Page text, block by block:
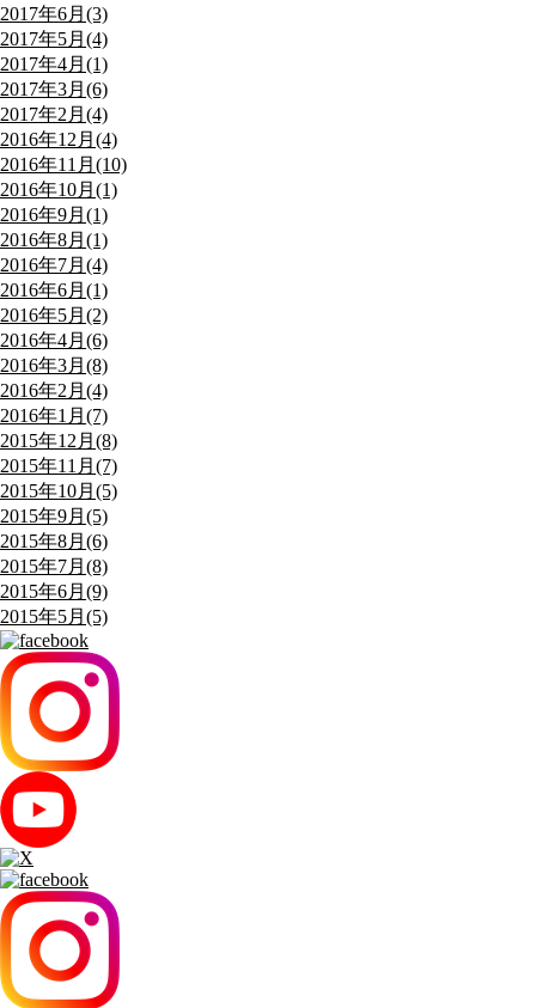
2017年6月(3)
2017年5月(4)
2017年4月(1)
2017年3月(6)
2017年2月(4)
2016年12月(4)
2016年11月(10)
2016年10月(1)
2016年9月(1)
2016年8月(1)
2016年7月(4)
2016年6月(1)
2016年5月(2)
2016年4月(6)
2016年3月(8)
2016年2月(4)
2016年1月(7)
2015年12月(8)
2015年11月(7)
2015年10月(5)
2015年9月(5)
2015年8月(6)
2015年7月(8)
2015年6月(9)
2015年5月(5)